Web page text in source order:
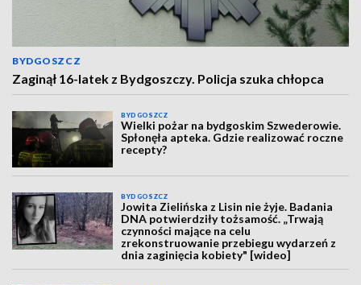
BYDGOSZCZ
Zaginął 16-latek z Bydgoszczy. Policja szuka chłopca
BYDGOSZCZ
Wielki pożar na bydgoskim Szwederowie.
Spłonęła apteka. Gdzie realizować roczne
recepty?
BYDGOSZCZ
Jowita Zielińska z Lisin nie żyje. Badania
DNA potwierdziły tożsamość. „Trwają
czynności mające na celu
zrekonstruowanie przebiegu wydarzeń z
dnia zaginięcia kobiety" [wideo]